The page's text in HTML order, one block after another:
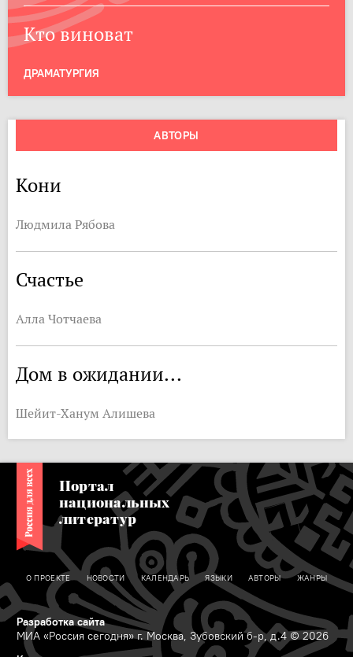
Кто виноват
ДРАМАТУРГИЯ
АВТОРЫ
Кони
Людмила Рябова
Счастье
Алла Чотчаева
Дом в ожидании...
Шейит-Ханум Алишева
Портал
национальных
литератур
О ПРОЕКТЕ НОВОСТИ КАЛЕНДАРЬ ЯЗЫКИ АВТОРЫ ЖАНРЫ
Разработка сайта
МИА «Россия сегодня» г. Москва, Зубовский б-р, д.4 © 2026